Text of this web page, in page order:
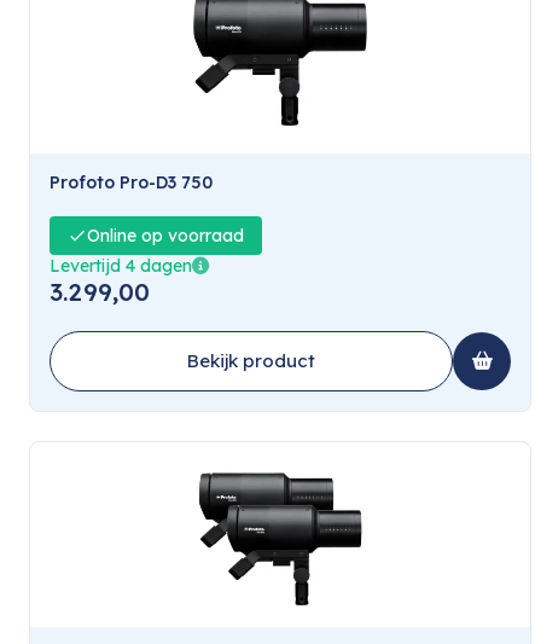
Profoto Pro-D3 750
Online op voorraad
Levertijd 4 dagen
3.299,00
Bekijk product